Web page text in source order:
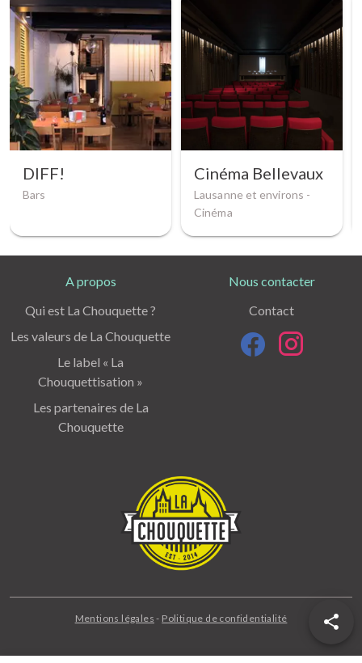
DIFF!
Bars
Cinéma Bellevaux
Lausanne et environs -
Cinéma
A propos
Qui est La Chouquette ?
Les valeurs de La Chouquette
Le label « La
Chouquettisation »
Les partenaires de La
Chouquette
Nous contacter
Contact
Mentions légales - Politique de confidentialité